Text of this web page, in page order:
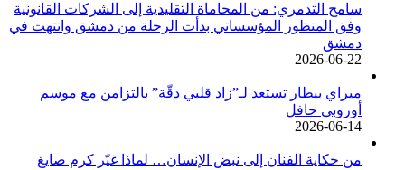
سامح التدمري: من المحاماة التقليدية إلى الشركات القانونية
وفق المنظور المؤسساتي بدأت الرحلة من دمشق وانتهت في
دمشق
2026-06-22
ميراي بيطار تستعد لـ”زاد قلبي دقّة” بالتزامن مع موسم
أوروبي حافل
2026-06-14
من حكاية الفنان إلى نبض الإنسان… لماذا غيّر كرم صايغ